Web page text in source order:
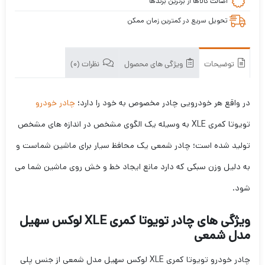
تحویل سریع در کمترین زمان ممکن
توضیحات ویژگی های محصول نظرات (0)
در واقع هر خودرویی چادر مخصوص به خود را دارد؛ چادر خودرو
تویوتا کمری XLE به وسیله یک الگوی مشخص در اندازه های مشخص
تولید شده است؛ چادر شمعی یک محافظ سیار برای ماشین شماست و
به دلیل وزن سبکی که دارد مانع ایجاد خط و خش روی ماشین شما می
شود.
ویژگی های چادر تویوتا کمری XLE لوکس سهیل
مدل شمعی
چادر خودرو تویوتا کمری XLE لوکس سهیل مدل شمعی از جنس پلی